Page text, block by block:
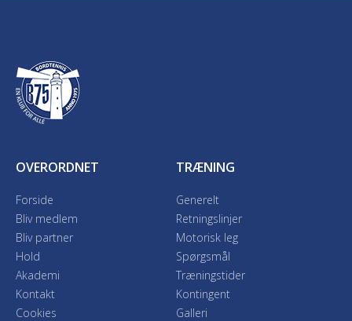
OVERORDNET
Forside
Bliv medlem
Bliv partner
Hold
Akademi
Kontakt
Cookies
TRÆNING
Generelt
Retningslinjer
Motorisk leg
Spørgsmål
Træningstider
Kontingent
Galleri